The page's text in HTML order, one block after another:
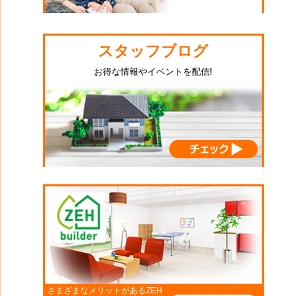
スタッフブログ
お得な情報やイベントを配信!
さまざまなメリットがあるZEH